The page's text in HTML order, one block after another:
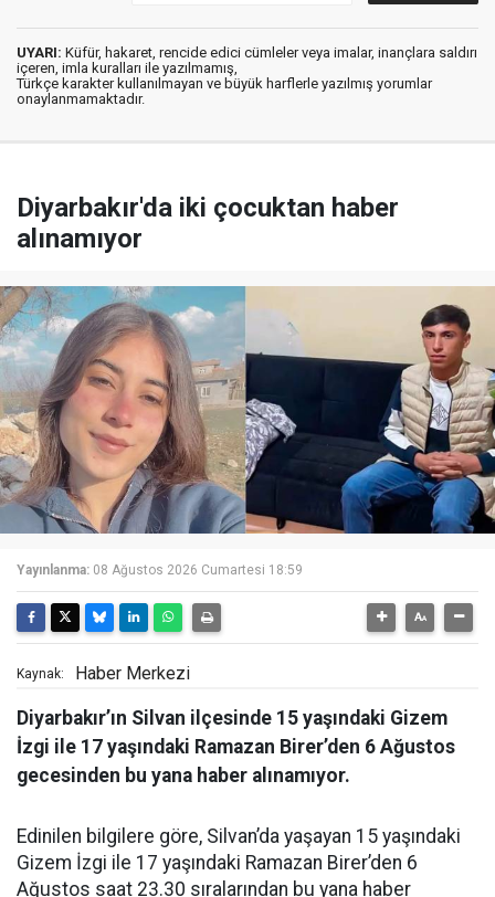
UYARI: Küfür, hakaret, rencide edici cümleler veya imalar, inançlara saldırı
içeren, imla kuralları ile yazılmamış,
Türkçe karakter kullanılmayan ve büyük harflerle yazılmış yorumlar
onaylanmamaktadır.
Diyarbakır'da iki çocuktan haber
alınamıyor
Yayınlanma: 08 Ağustos 2026 Cumartesi 18:59
Kaynak: Haber Merkezi
Diyarbakır’ın Silvan ilçesinde 15 yaşındaki Gizem
İzgi ile 17 yaşındaki Ramazan Birer’den 6 Ağustos
gecesinden bu yana haber alınamıyor.
Edinilen bilgilere göre, Silvan’da yaşayan 15 yaşındaki
Gizem İzgi ile 17 yaşındaki Ramazan Birer’den 6
Ağustos saat 23.30 sıralarından bu yana haber